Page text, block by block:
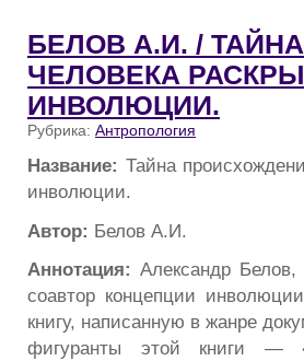
БЕЛОВ А.И. /
ЧЕЛОВЕКА
ИНВОЛЮЦИИ.
Рубрика: Антропология
Название: Тайна
инволюции.
Автор: Белов А.И.
Аннотация: Александр Белов,
соавтор концепции
книгу, написанную в жанре
фигуранты этой книги —